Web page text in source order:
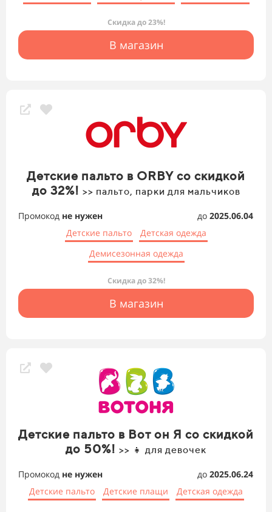
Скидка до 23%!
В магазин
Детские пальто в ORBY со скидкой
до 32%! >> пальто, парки для мальчиков
Промокод не нужен до 2025.06.04
Детские пальто
Детская одежда
Демисезонная одежда
Скидка до 32%!
В магазин
Детские пальто в Вот он Я со скидкой
до 50%! >> 👧 для девочек
Промокод не нужен до 2025.06.24
Детские пальто
Детские плащи Детская одежда